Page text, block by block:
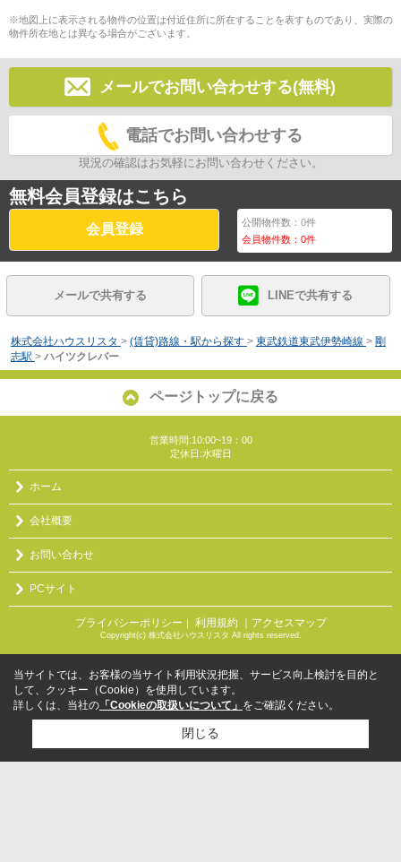
※地図上に表示される物件の位置は付近住所に所在することを表すものであり、実際の
物件所在地とは異なる場合がございます。
メールでお問い合わせする(無料)
電話でお問い合わせする
現況の確認はお気軽にお問い合わせください。
無料会員登録はこちら
会員登録 公開物件数：0件
会員物件数：0件
メールで共有する LINEで共有する
株式会社ハウスリスタ > (賃貸)路線・駅から探す > 東武鉄道東武伊勢崎線 > 剛
志駅 > ハイツクレバー
ページトップに戻る
営業時間:10:00~19：00
定休日:水曜日
ホーム
会社概要
お問い合わせ
PCサイト
プライバシーポリシー 利用規約 ｜アクセスマップ
Copyright(c) 株式会社ハウスリスタ All rights reserved.
当サイトでは、お客様の当サイト利用状況把握、サービス向上検討を目的と
して、クッキー（Cookie）を使用しています。
詳しくは、当社の 「Cookieの取扱いについて」 をご確認ください。
閉じる